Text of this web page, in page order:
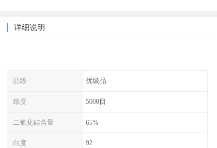
详细说明
品级 优级品
细度 5000目
二氧化硅含量 65%
白度 92